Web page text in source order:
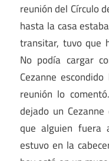
reunión del Círculo
hasta la casa
transitar, tuvo que
No podía cargar
Cezanne
reunión lo
dejado un
que alguien fuera
estuvo en la